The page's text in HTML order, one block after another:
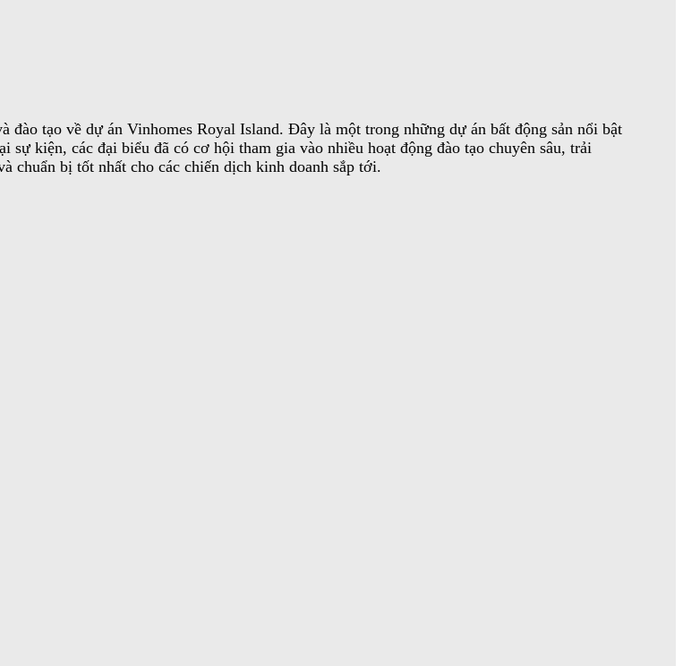
tạo về dự án Vinhomes Royal Island. Đây là một trong những dự án bất động sản nổi bật
kiện, các đại biểu đã có cơ hội tham gia vào nhiều hoạt động đào tạo chuyên sâu, trải
chuẩn bị tốt nhất cho các chiến dịch kinh doanh sắp tới.